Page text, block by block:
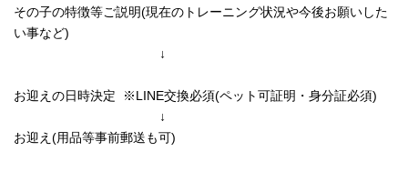
その子の特徴等ご説明(現在のトレーニング状況や今後お願いした
い事など)
↓
お迎えの日時決定 ※LINE交換必須(ペット可証明・身分証必須)
↓
お迎え(用品等事前郵送も可)